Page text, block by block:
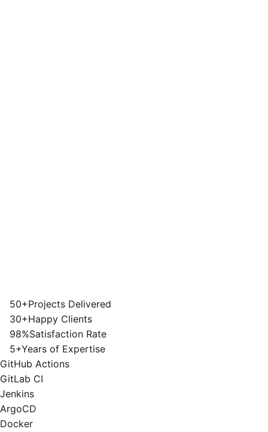
50+Projects Delivered
30+Happy Clients
98%Satisfaction Rate
5+Years of Expertise
GitHub Actions
GitLab CI
Jenkins
ArgoCD
Docker